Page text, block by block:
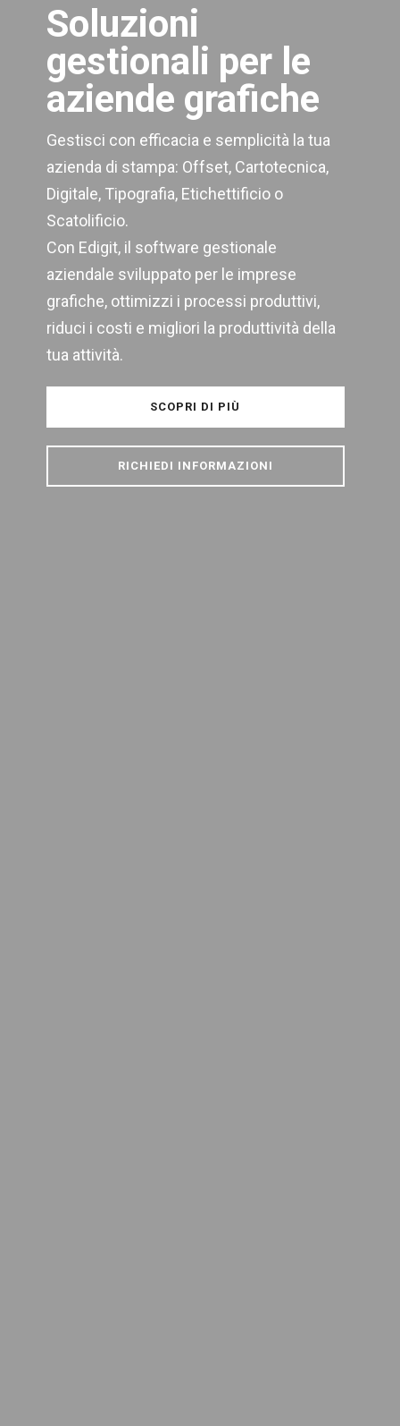
Soluzioni
gestionali per le
aziende grafiche
Gestisci con efficacia e semplicità la tua
azienda di stampa: Offset, Cartotecnica,
Digitale, Tipografia, Etichettificio o
Scatolificio.
Con Edigit, il software gestionale
aziendale sviluppato per le imprese
grafiche, ottimizzi i processi produttivi,
riduci i costi e migliori la produttività della
tua attività.
SCOPRI DI PIÙ
RICHIEDI INFORMAZIONI